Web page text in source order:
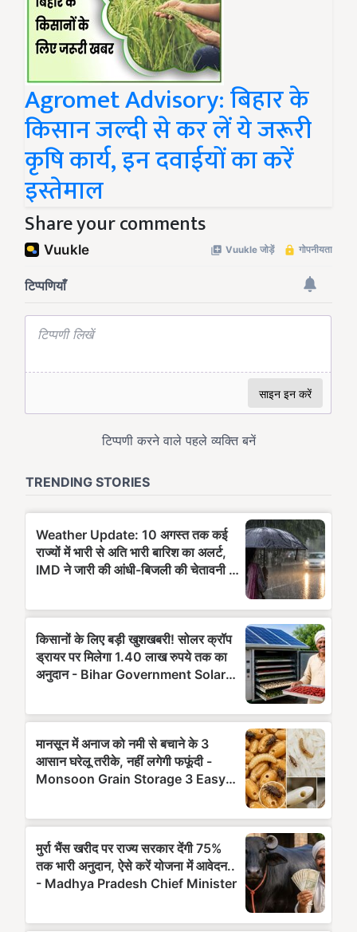
Agromet Advisory: बिहार के
किसान जल्दी से कर लें ये जरूरी
कृषि कार्य, इन दवाईयों का करें
इस्तेमाल
Share your comments